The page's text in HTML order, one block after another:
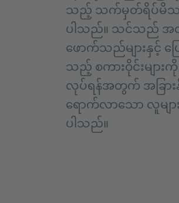
သည့် သက်မှတ်ရိပ်မိသည့်
ပါသည်။ သင်သည် အလု
ဖောက်သည်များနှင့်
သည့် စကားဝိုင်းမျာ
လုပ်ရန်အတွက် အခြားနို
ရောက်လာသော လူမျ
ပါသည်။